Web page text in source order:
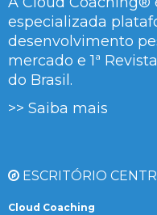
especializada
desenvolvimento
mercado e 1ª
do Brasil.
>> Saiba mais
ESCRITÓRIO
Cloud Coaching